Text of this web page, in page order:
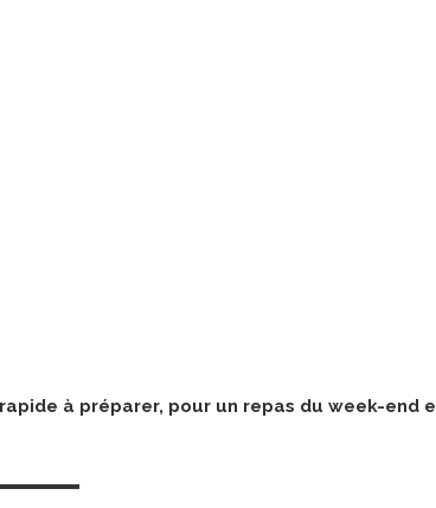
à préparer, pour un repas du week-end